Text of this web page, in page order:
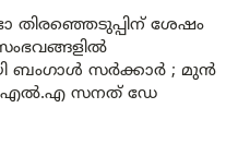
തിരഞ്ഞെടുപ്പിന് ശേഷം
ബംഗാൾ സർക്കാർ ; മുൻ
സനത് ഡേ